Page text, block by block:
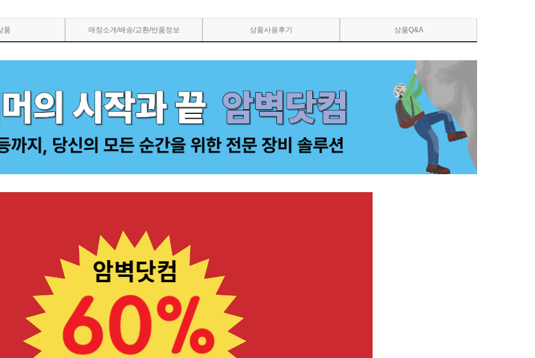
품 매장소개/배송/교환/반품정보 상품사용후기 상품Q&A